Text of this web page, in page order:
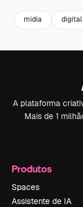
midia
A plataforma
Mais de 1
Produtos
Spaces
Assistente de IA